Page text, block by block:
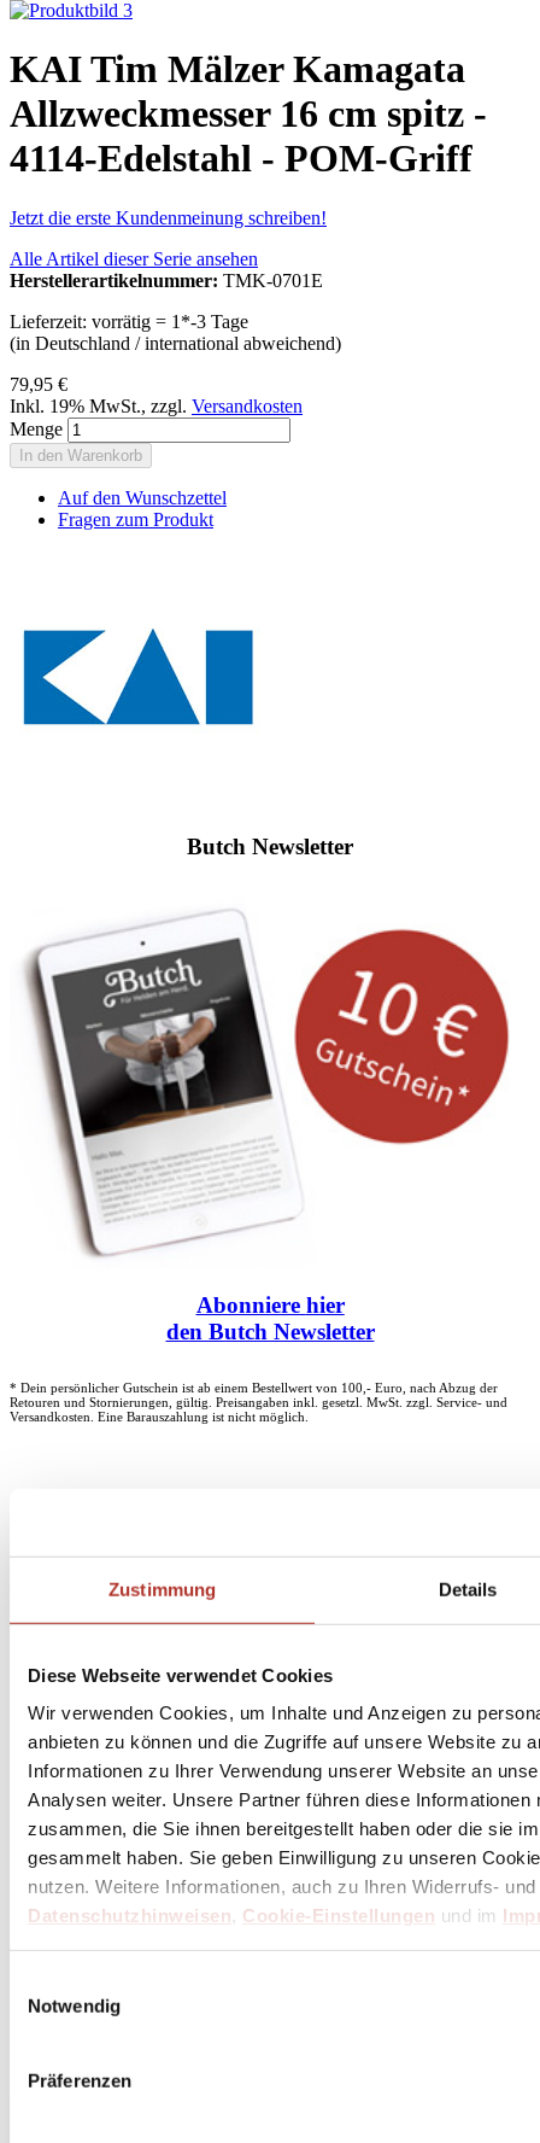
Zustimmung Details
Diese Webseite verwendet Cookies
Wir verwenden Cookies, um Inhalte und Anzeigen zu
anbieten zu können und die Zugriffe auf unsere Website zu
Informationen zu Ihrer Verwendung unserer Website an
Analysen weiter. Unsere Partner führen diese
zusammen, die Sie ihnen bereitgestellt haben oder die sie
gesammelt haben. Sie geben Einwilligung zu unseren
nutzen. Weitere Informationen, auch zu Ihren Widerrufs-
Datenschutzhinweisen, Cookie-Einstellungen und im
Notwendig
Präferenzen
KAI Tim Mälzer Kamagata
Allzweckmesser 16 cm spitz -
4114-Edelstahl - POM-Griff
Jetzt die erste Kundenmeinung schreiben!
Alle Artikel dieser Serie ansehen
Herstellerartikelnummer: TMK-0701E
Lieferzeit: vorrätig = 1*-3 Tage
(in Deutschland / international abweichend)
79,95 €
Inkl. 19% MwSt., zzgl. Versandkosten
Menge
In den Warenkorb
Auf den Wunschzettel
Fragen zum Produkt
Butch Newsletter
Abonniere hier
den Butch Newsletter
* Dein persönlicher Gutschein ist ab einem Bestellwert von 100,- Euro, nach Abzug der
Retouren und Stornierungen, gültig. Preisangaben inkl. gesetzl. MwSt. zzgl. Service- und
Versandkosten. Eine Barauszahlung ist nicht möglich.